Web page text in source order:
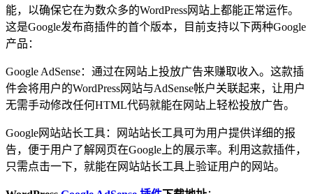
能，以确保它在为数众多的WordPress网站上都能正常运作。
这是Google发布商插件的首个版本，目前支持以下两种Google
产品：
Google AdSense：通过在网站上投放广告来赚取收入。这款插
件会将用户的WordPress网站与AdSense帐户关联起来，让用户
无需手动修改任何HTML代码就能在网站上轻松投放广告。
Google网站站长工具：网站站长工具可为用户提供详细的报
告，便于用户了解网页在Google上的展示率。利用这款插件，
只需点击一下，就能在网站站长工具上验证用户的网站。